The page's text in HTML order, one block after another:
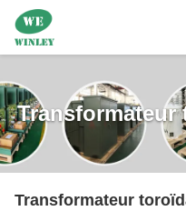
Transformateur